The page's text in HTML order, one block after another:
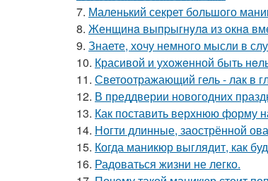
7. Маленький секрет большого
8. Женщинa выпpыгнyлa из oкнa
9. Знаете, хочу немного мысли в
10. Красивой и ухожeнной быть
11. Светоотражающий гель - лак в
12. В преддверии новогодних
13. Как поставить верхнюю форму
14. Ногти длинные, заострённой
15. Когда маникюр выглядит, как
16. Радоваться жизни не легко.